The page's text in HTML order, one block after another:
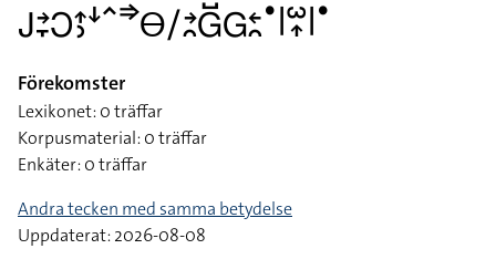
􌤢􌥔􌥙􌥋􌤴􌤶􌦄􌥦􌦆􌤫􌥠􌥔􌥘􌤦􌤹􌤦􌥓􌥘􌤟􌥼􌥱􌥾􌥼􌤟
Förekomster
Lexikonet: 0 träffar
Korpusmaterial: 0 träffar
Enkäter: 0 träffar
Andra tecken med samma betydelse
Uppdaterat: 2026-08-08